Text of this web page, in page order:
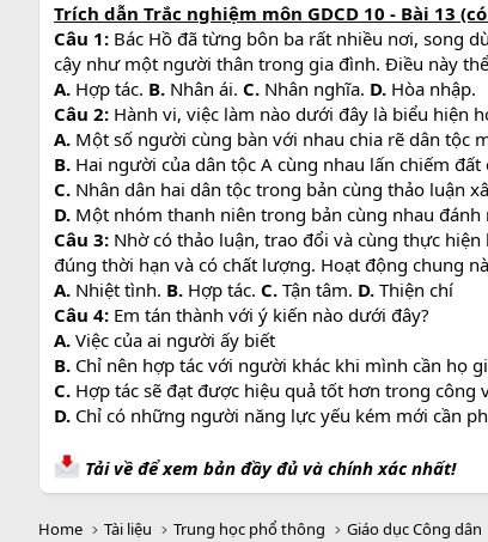
Trích dẫn Trắc nghiệm môn GDCD 10 - Bài 13
Câu 1: Bác Hồ đã từng bôn ba rất nhiều nơi, song
cậy như một người thân trong gia đình. Điều này
A. Hợp tác. B. Nhân ái. C. Nhân nghĩa. D. Hòa nhập.
Câu 2: Hành vi, việc làm nào dưới đây là biểu hiện
A. Một số người cùng bàn với nhau chia rẽ dân tộc
B. Hai người của dân tộc A cùng nhau lấn chiếm
C. Nhân dân hai dân tộc trong bản cùng thảo luận
D. Một nhóm thanh niên trong bản cùng nhau đánh
Câu 3: Nhờ có thảo luận, trao đổi và cùng thực
đúng thời hạn và có chất lượng. Hoạt động chung
A. Nhiệt tình. B. Hợp tác. C. Tận tâm. D. Thiện chí
Câu 4: Em tán thành với ý kiến nào dưới đây?
A. Việc của ai người ấy biết
B. Chỉ nên hợp tác với người khác khi mình cần họ
C. Hợp tác sẽ đạt được hiệu quả tốt hơn trong công
D. Chỉ có những người năng lực yếu kém mới cần
Tải về để xem bản đầy đủ và chính xác nhất!
Home Tài liệu Trung học phổ thông Giáo dục Công dân